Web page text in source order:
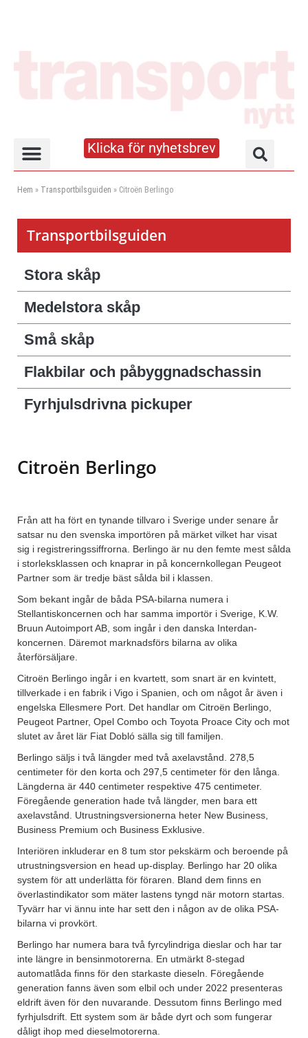
Klicka för nyhetsbrev
Hem » Transportbilsguiden » Citroën Berlingo
Transportbilsguiden
Stora skåp
Medelstora skåp
Små skåp
Flakbilar och påbyggnadschassin
Fyrhjulsdrivna pickuper
Citroën Berlingo
Från att ha fört en tynande tillvaro i Sverige under senare år
satsar nu den svenska importören på märket vilket har visat
sig i registreringssiffrorna. Berlingo är nu den femte mest sålda
i storleksklassen och knaprar in på koncernkollegan Peugeot
Partner som är tredje bäst sålda bil i klassen.
Som bekant ingår de båda PSA-bilarna numera i
Stellantiskoncernen och har samma importör i Sverige, K.W.
Bruun Autoimport AB, som ingår i den danska Interdan-
koncernen. Däremot marknadsförs bilarna av olika
återförsäljare.
Citroën Berlingo ingår i en kvartett, som snart är en kvintett,
tillverkade i en fabrik i Vigo i Spanien, och om något år även i
engelska Ellesmere Port. Det handlar om Citroën Berlingo,
Peugeot Partner, Opel Combo och Toyota Proace City och mot
slutet av året lär Fiat Dobló sälla sig till familjen.
Berlingo säljs i två längder med två axelavstånd. 278,5
centimeter för den korta och 297,5 centimeter för den långa.
Längderna är 440 centimeter respektive 475 centimeter.
Föregående generation hade två längder, men bara ett
axelavstånd. Utrustningsversionerna heter New Business,
Business Premium och Business Exklusive.
Interiören inkluderar en 8 tum stor pekskärm och beroende på
utrustningsversion en head up-display. Berlingo har 20 olika
system för att underlätta för föraren. Bland dem finns en
överlastindikator som mäter lastens tyngd när motorn startas.
Tyvärr har vi ännu inte har sett den i någon av de olika PSA-
bilarna vi provkört.
Berlingo har numera bara två fyrcylindriga dieslar och har tar
inte längre in bensinmotorerna. En utmärkt 8-stegad
automatlåda finns för den starkaste dieseln. Föregående
generation fanns även som elbil och under 2022 presenteras
eldrift även för den nuvarande. Dessutom finns Berlingo med
fyrhjulsdrift. Ett system som är både dyrt och som fungerar
dåligt ihop med dieselmotorerna.